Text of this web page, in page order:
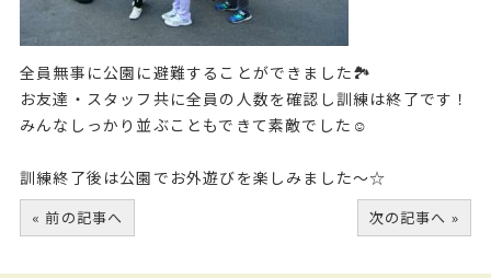
全員無事に公園に避難することができました🏞
お友達・スタッフ共に全員の人数を確認し訓練は終了です！
みんなしっかり並ぶこともできて素敵でした☺
訓練終了後は公園でお外遊びを楽しみました～☆
« 前の記事へ 次の記事へ »